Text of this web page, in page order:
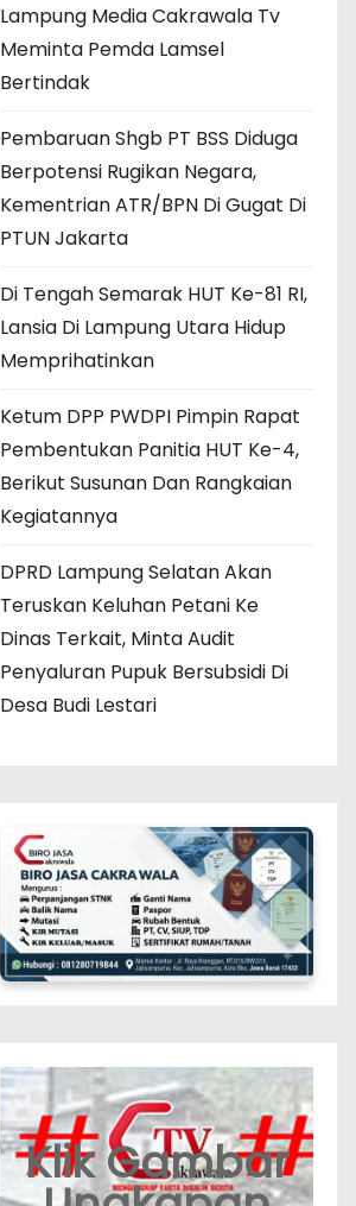
Lampung Media Cakrawala Tv
Meminta Pemda Lamsel
Bertindak
Pembaruan Shgb PT BSS Diduga
Berpotensi Rugikan Negara,
Kementrian ATR/BPN Di Gugat Di
PTUN Jakarta
Di Tengah Semarak HUT Ke-81 RI,
Lansia Di Lampung Utara Hidup
Memprihatinkan
Ketum DPP PWDPI Pimpin Rapat
Pembentukan Panitia HUT Ke-4,
Berikut Susunan Dan Rangkaian
Kegiatannya
DPRD Lampung Selatan Akan
Teruskan Keluhan Petani Ke
Dinas Terkait, Minta Audit
Penyaluran Pupuk Bersubsidi Di
Desa Budi Lestari
Klik Gambar